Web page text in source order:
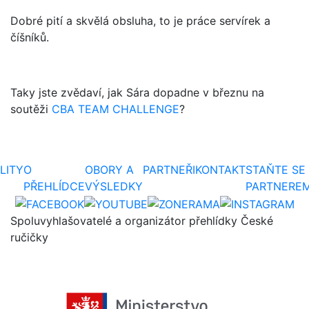
Dobré pití a skvělá obsluha, to je práce servírek a
číšníků.
Taky jste zvědaví, jak Sára dopadne v březnu na
soutěži CBA TEAM CHALLENGE?
O
PŘEHLÍDCE
OBORY A
VÝSLEDKY
PARTNEŘIKONTAKTSTAŇTE SE
Spoluvyhlašovatelé a organizátor přehlídky České
ručičky